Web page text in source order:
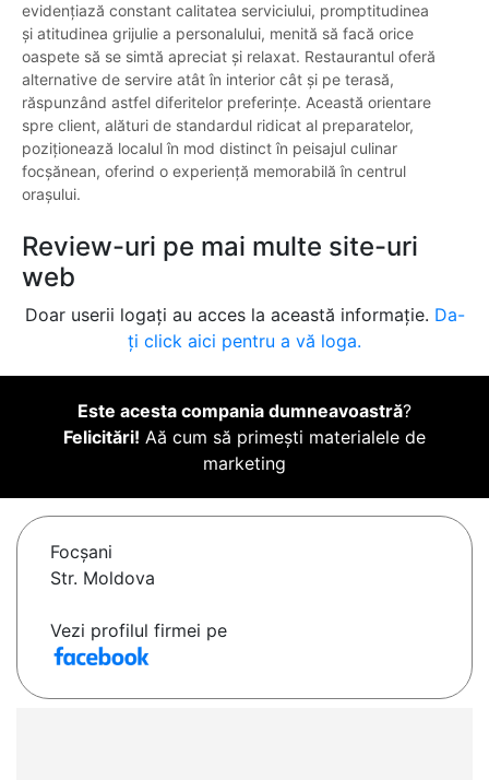
evidențiază constant calitatea serviciului, promptitudinea
și atitudinea grijulie a personalului, menită să facă orice
oaspete să se simtă apreciat și relaxat. Restaurantul oferă
alternative de servire atât în interior cât și pe terasă,
răspunzând astfel diferitelor preferințe. Această orientare
spre client, alături de standardul ridicat al preparatelor,
poziționează localul în mod distinct în peisajul culinar
focșănean, oferind o experiență memorabilă în centrul
orașului.
Review-uri pe mai multe site-uri
web
Doar userii logați au acces la această informație. Da-
ți click aici pentru a vă loga.
Este acesta compania dumneavoastră?
Felicitări! Aă cum să primești materialele de
marketing
Focşani
Str. Moldova
Vezi profilul firmei pe